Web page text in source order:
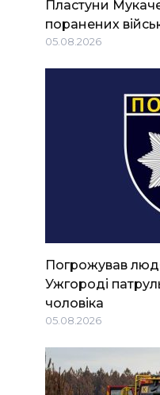
Пластуни
поранених
05.08.2026
Погрожував
Ужгороді
чоловіка
05.08.2026